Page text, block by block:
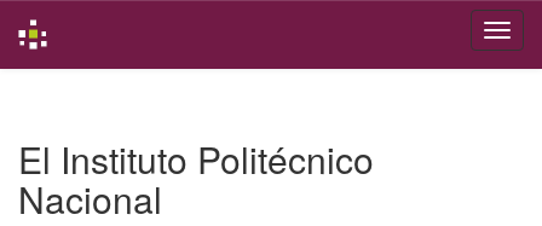
El Instituto Politécnico
Nacional